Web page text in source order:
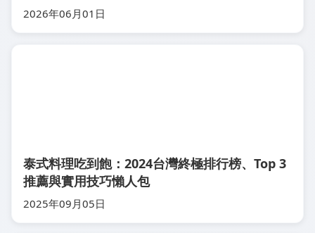
2026年06月01日
泰式料理吃到飽：2024台灣終極排行榜、Top 3
推薦與實用技巧懶人包
2025年09月05日